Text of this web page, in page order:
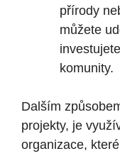
přírody
můžete
komunity.
Dalším
projekty, je
organizace,